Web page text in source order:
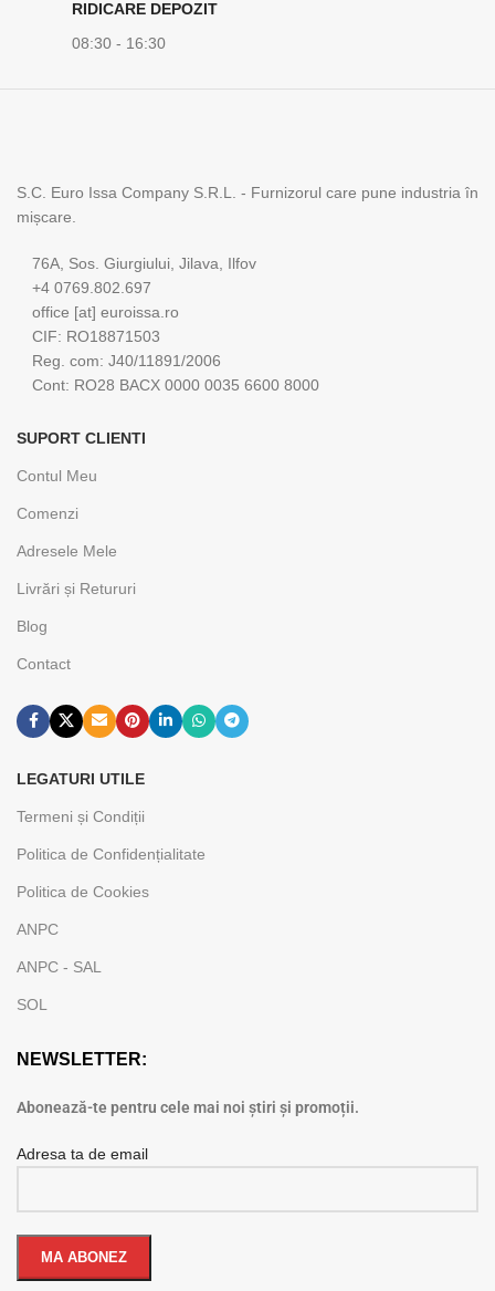
RIDICARE DEPOZIT
08:30 - 16:30
S.C. Euro Issa Company S.R.L. - Furnizorul care pune industria în
mișcare.
76A, Sos. Giurgiului, Jilava, Ilfov
+4 0769.802.697
office [at] euroissa.ro
CIF: RO18871503
Reg. com: J40/11891/2006
Cont: RO28 BACX 0000 0035 6600 8000
SUPORT CLIENTI
Contul Meu
Comenzi
Adresele Mele
Livrări și Retururi
Blog
Contact
LEGATURI UTILE
Termeni și Condiții
Politica de Confidențialitate
Politica de Cookies
ANPC
ANPC - SAL
SOL
NEWSLETTER:
Abonează-te pentru cele mai noi știri și promoții.
Adresa ta de email